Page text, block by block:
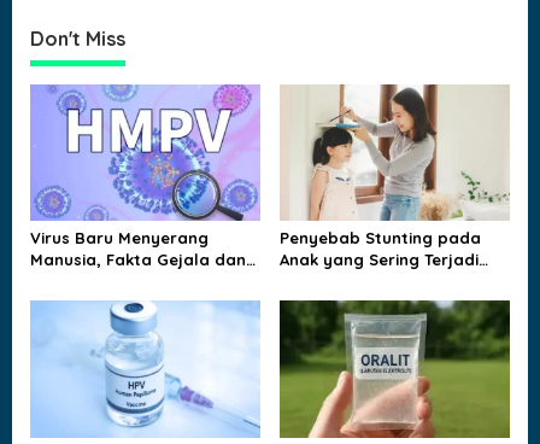
t
n
a
g
a
t
i
n
Don't Miss
Virus Baru Menyerang
Manusia, Fakta Gejala dan
Penyebab Stunting pada
Anak yang Sering Terjadi
Keluarga